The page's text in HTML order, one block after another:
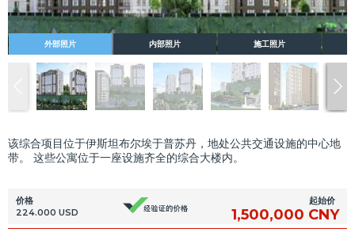
外部照片 内部照片 施工照片
该综合项目位于伊斯坦布尔埃于普苏丹，地处公共交通设施的中心地
带。 这些公寓位于一座设施齐全的综合大楼内。
价格
224.000 USD
起始价
1,500,000 CNY